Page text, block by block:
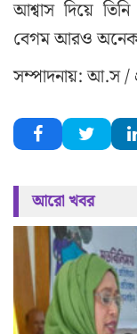
আশ্বাস দিয়ে
বেগম আরও অনেক
সম্পাদনায়: আ.স /
আরো খবর